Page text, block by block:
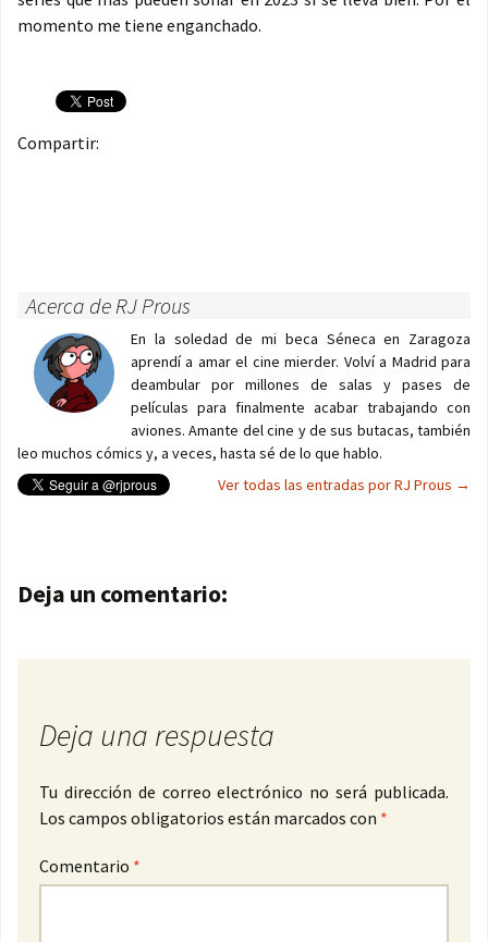
momento me tiene enganchado.
Compartir:
Acerca de RJ Prous
En la soledad de mi beca Séneca en Zaragoza
aprendí a amar el cine mierder. Volví a Madrid para
deambular por millones de salas y pases de
películas para finalmente acabar trabajando con
aviones. Amante del cine y de sus butacas, también
leo muchos cómics y, a veces, hasta sé de lo que hablo.
Ver todas las entradas por RJ Prous →
Navegación de entradas
Deja un comentario:
Deja una respuesta
Tu dirección de correo electrónico no será publicada.
Los campos obligatorios están marcados con *
Comentario *